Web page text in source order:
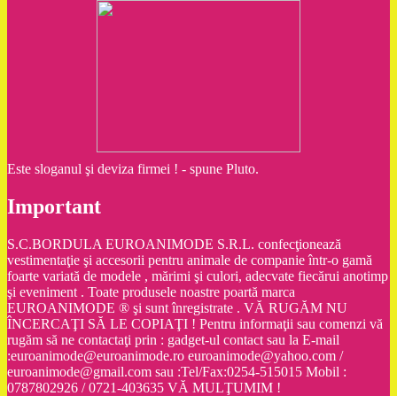
Este sloganul şi deviza firmei ! - spune Pluto.
Important
S.C.BORDULA EUROANIMODE S.R.L. confecţionează
vestimentaţie şi accesorii pentru animale de companie într-o gamă
foarte variată de modele , mărimi şi culori, adecvate fiecărui anotimp
şi eveniment . Toate produsele noastre poartă marca
EUROANIMODE ® şi sunt înregistrate . VĂ RUGĂM NU
ÎNCERCAŢI SĂ LE COPIAŢI ! Pentru informaţii sau comenzi vă
rugăm să ne contactaţi prin : gadget-ul contact sau la E-mail
:euroanimode@euroanimode.ro euroanimode@yahoo.com /
euroanimode@gmail.com sau :Tel/Fax:0254-515015 Mobil :
0787802926 / 0721-403635 VĂ MULŢUMIM !